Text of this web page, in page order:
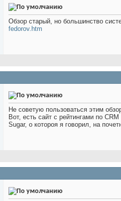
Обзор старый, но большинство
fedorov.htm
Не советую пользоваться этим
Вот, есть сайт с рейтингами по
Sugar, о котороя я говорил, на